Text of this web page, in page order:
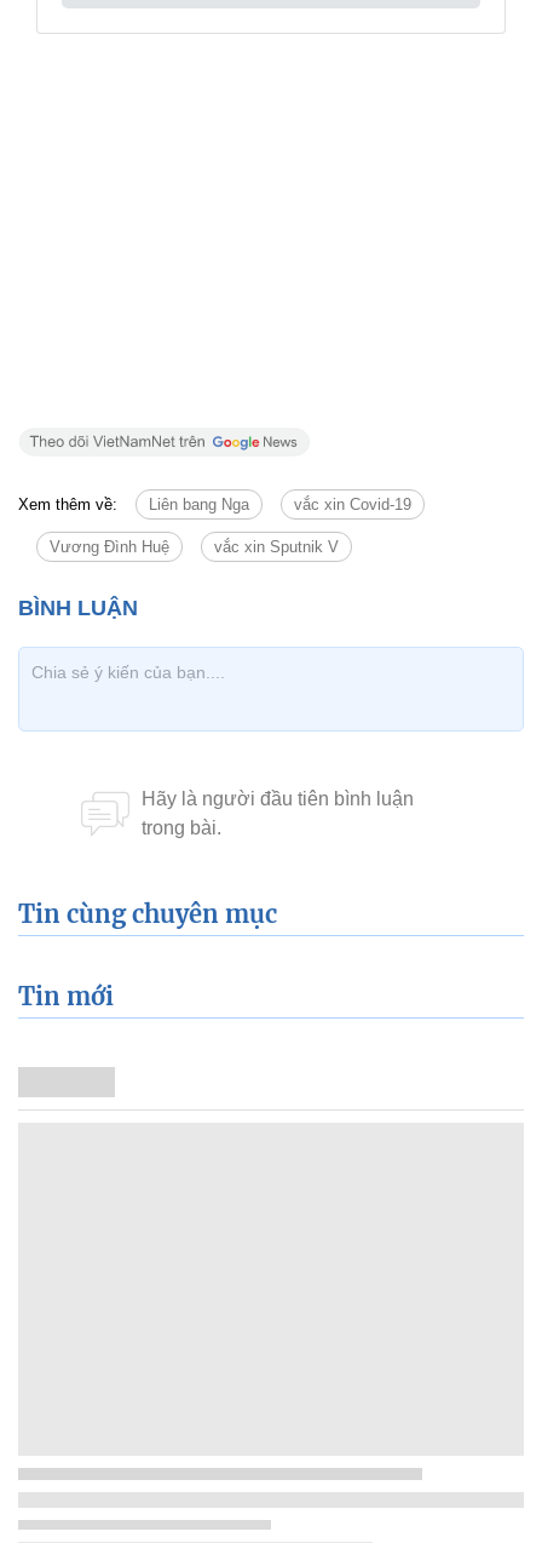
Xem thêm về: Liên bang Nga vắc xin Covid-19
Vương Đình Huệ vắc xin Sputnik V
Tin cùng chuyên mục
Tin mới